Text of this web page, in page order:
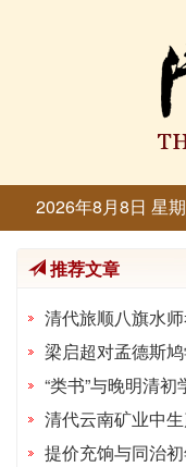
2026年8月8日 星
推荐文章
清代旅顺八旗水
梁启超对孟德斯
“类书”与晚明清
清代云南矿业中
提价充饷与同治